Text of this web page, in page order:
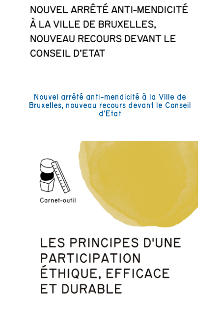
Nouvel arrêté anti-mendicité à la Ville de
Bruxelles, nouveau recours devant le Conseil
d’Etat